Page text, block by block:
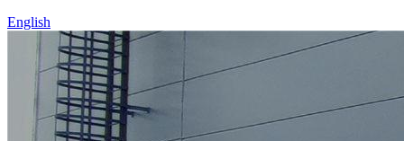
English